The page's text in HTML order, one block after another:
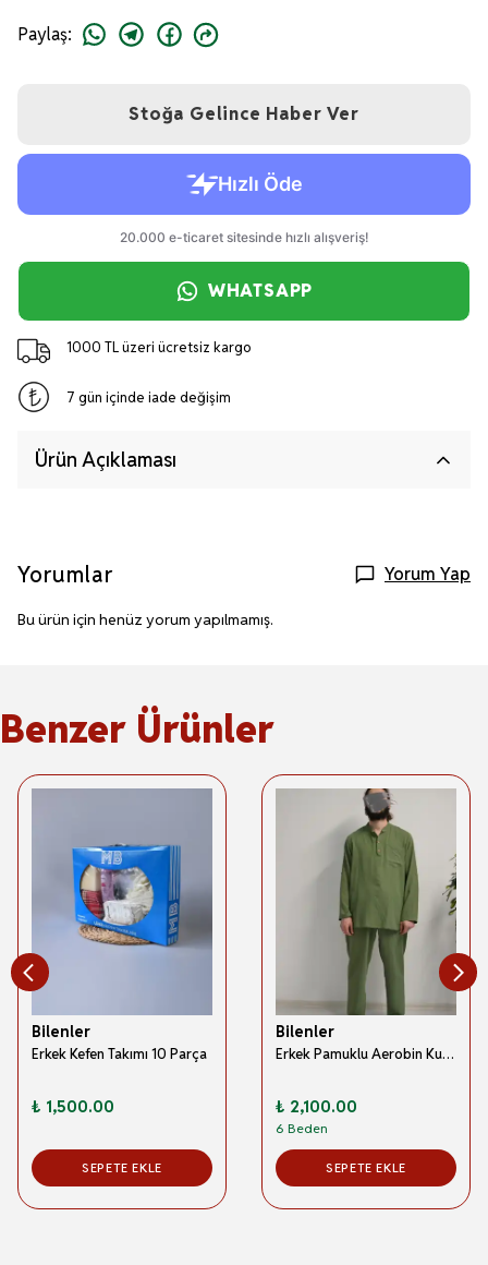
Paylaş:
Stoğa Gelince Haber Ver
WHATSAPP
1000 TL üzeri ücretsiz kargo
7 gün içinde iade değişim
Ürün Açıklaması
Yorumlar Yorum Yap
Bu ürün için henüz yorum yapılmamış.
Benzer Ürünler
Bilenler
Erkek Kefen Takımı 10 Parça
₺ 1,500.00
SEPETE EKLE
Bilenler
Erkek Pamuklu Aerobin Kumaş Hac ve Umre Takımı Yeşil -Bol Kesim-Rahat Kalıp
₺ 2,100.00
6 Beden
SEPETE EKLE